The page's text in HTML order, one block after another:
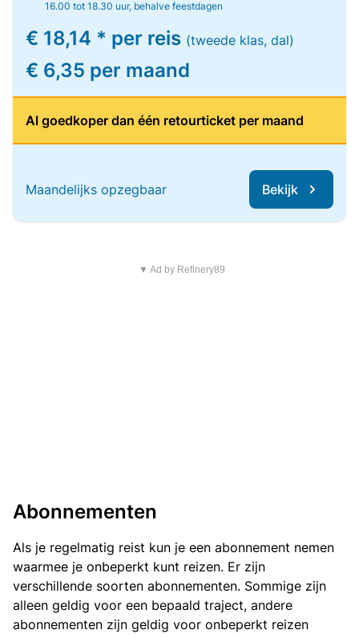
16.00 tot 18.30 uur, behalve feestdagen
€ 18,14 * per reis (tweede klas, dal)
€ 6,35 per maand
Al goedkoper dan één retourticket per maand
Maandelijks opzegbaar Bekijk
▼ Ad by Refinery89
Abonnementen
Als je regelmatig reist kun je een abonnement nemen
waarmee je onbeperkt kunt reizen. Er zijn
verschillende soorten abonnementen. Sommige zijn
alleen geldig voor een bepaald traject, andere
abonnementen zijn geldig voor onbeperkt reizen